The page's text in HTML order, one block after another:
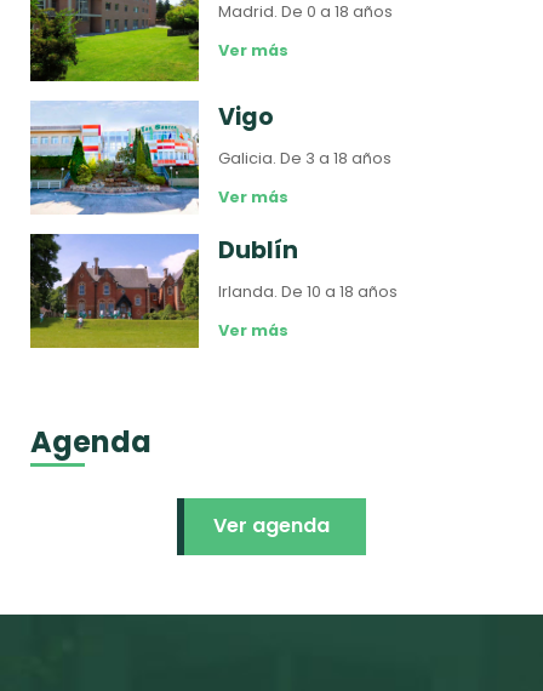
Madrid.De 0 a 18 años
Ver más
Vigo
Galicia.De 3 a 18 años
Ver más
Dublín
Irlanda.De 10 a 18 años
Ver más
Agenda
Ver agenda